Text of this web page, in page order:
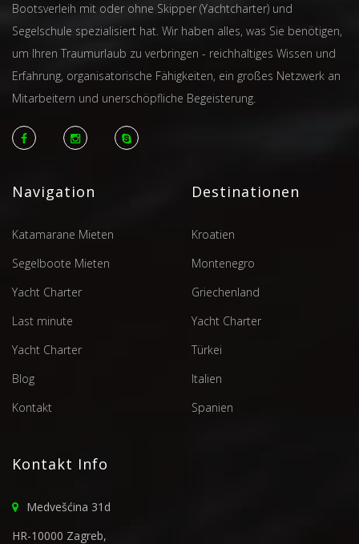
Bootsverleih mit oder ohne Skipper (Yachtcharter) und
Segelschule spezialisiert hat. Wir haben alles, was Sie benötigen,
um Ihren Traumurlaub zu verbringen - reichhaltiges Wissen und
Erfahrung, organisatorische Fähigkeiten, ein großes Netzwerk an
Mitarbeitern und unerschöpfliche Begeisterung.
Navigation
Katamarane Mieten
Segelboote Mieten
Yacht Charter
Last minute
Yacht Charter
Blog
Kontakt
Destinationen
Kroatien
Montenegro
Griechenland
Yacht Charter
Türkei
Italien
Spanien
Kontakt Info
Medvešćina 31d
HR-10000 Zagreb,